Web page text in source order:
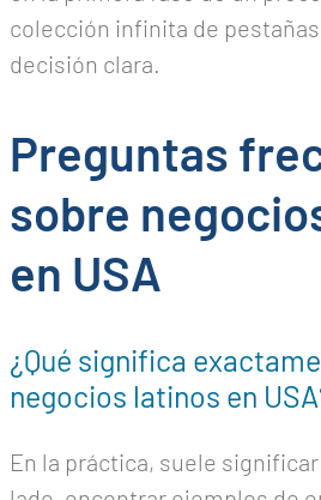
colección infinita de
decisión clara.
Preguntas
sobre
en USA
¿Qué significa
negocios latinos en
En la práctica, suele